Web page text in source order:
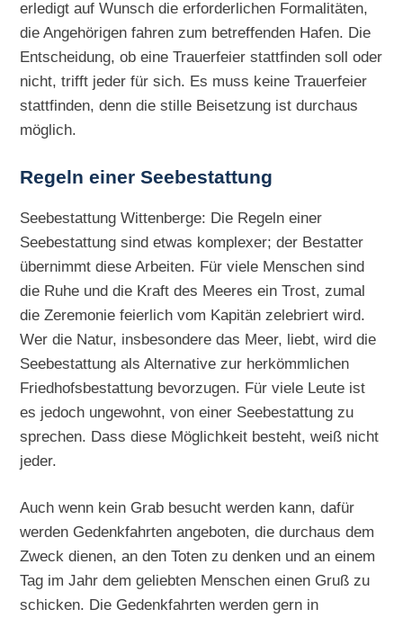
erledigt auf Wunsch die erforderlichen Formalitäten,
die Angehörigen fahren zum betreffenden Hafen. Die
Entscheidung, ob eine Trauerfeier stattfinden soll oder
nicht, trifft jeder für sich. Es muss keine Trauerfeier
stattfinden, denn die stille Beisetzung ist durchaus
möglich.
Regeln einer Seebestattung
Seebestattung Wittenberge: Die Regeln einer
Seebestattung sind etwas komplexer; der Bestatter
übernimmt diese Arbeiten. Für viele Menschen sind
die Ruhe und die Kraft des Meeres ein Trost, zumal
die Zeremonie feierlich vom Kapitän zelebriert wird.
Wer die Natur, insbesondere das Meer, liebt, wird die
Seebestattung als Alternative zur herkömmlichen
Friedhofsbestattung bevorzugen. Für viele Leute ist
es jedoch ungewohnt, von einer Seebestattung zu
sprechen. Dass diese Möglichkeit besteht, weiß nicht
jeder.
Auch wenn kein Grab besucht werden kann, dafür
werden Gedenkfahrten angeboten, die durchaus dem
Zweck dienen, an den Toten zu denken und an einem
Tag im Jahr dem geliebten Menschen einen Gruß zu
schicken. Die Gedenkfahrten werden gern in